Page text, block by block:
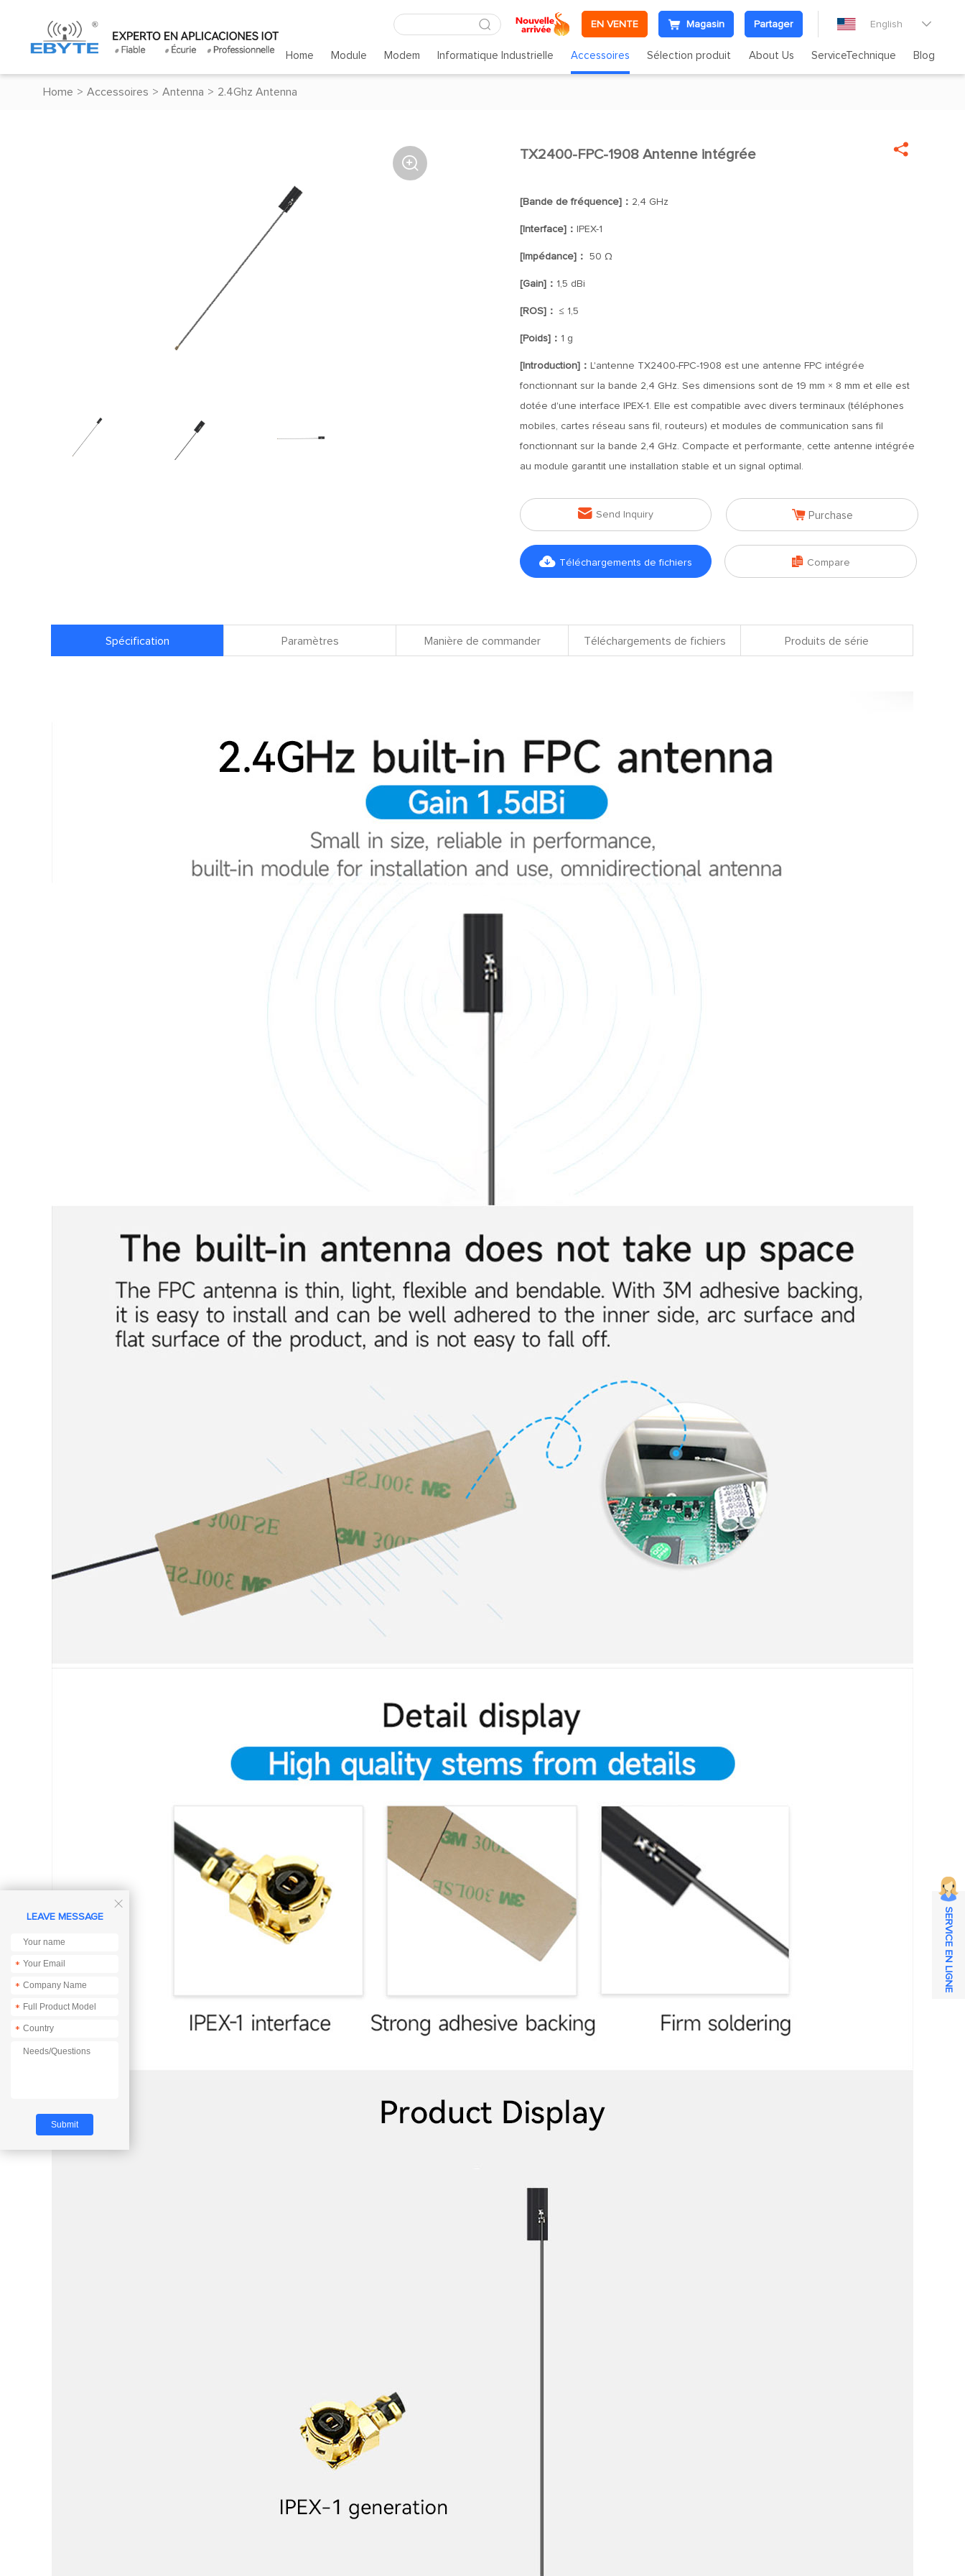
EN VENTE Magasin Partager English 
Home Module Modem Informatique Industrielle Accessoires Sélection produit About Us ServiceTechnique Blog
Home > Accessoires > Antenna > 2.4Ghz Antenna

TX2400-FPC-1908 Antenne intégrée 
[Bande de fréquence]： 2,4 GHz
[Interface]： IPEX-1
[Impédance]： 50 Ω
[Gain]： 1,5 dBi
[ROS]： ≤ 1,5
[Poids]： 1 g
[Introduction]： L'antenne TX2400-FPC-1908 est une antenne FPC intégrée
fonctionnant sur la bande 2,4 GHz. Ses dimensions sont de 19 mm × 8 mm et elle est
dotée d'une interface IPEX-1. Elle est compatible avec divers terminaux (téléphones
mobiles, cartes réseau sans fil, routeurs) et modules de communication sans fil
fonctionnant sur la bande 2,4 GHz. Compacte et performante, cette antenne intégrée
au module garantit une installation stable et un signal optimal.
 Send Inquiry  Purchase
 Téléchargements de fichiers  Compare
Spécification Paramètres Manière de commander Téléchargements de fichiers Produits de série

LEAVE MESSAGE
*
*
*
*
SERVICE EN LIGNE